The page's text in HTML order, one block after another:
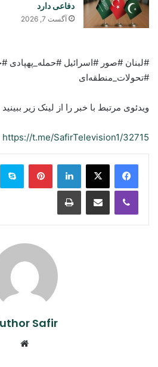
دفاعی دارد
آگست 7, 2026
#لبنان #صور #اسرائیل #حمله_پهپادی
#تحولات_منطقه‌ای
ویدئوی مرتبط با خبر را از لینک زیر ببینید
https://t.me/SafirTelevision1/32715
LinkedIn
Pinterest
Viber
Share via Email
Print
Safir